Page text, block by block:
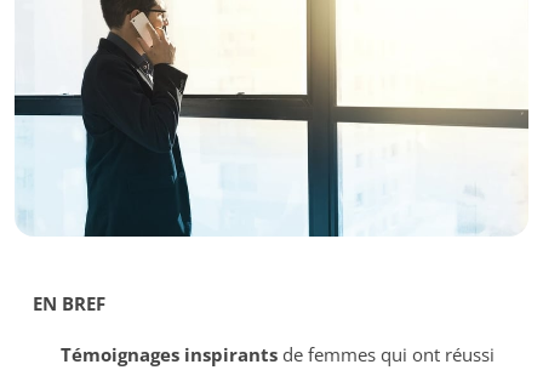
EN BREF
Témoignages inspirantsde femmes qui ont réussi